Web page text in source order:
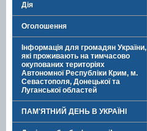
Дія
Оголошення
Інформація для громадян України,
які проживають на тимчасово
окупованих територіях
Автономної Республіки Крим, м.
Севастополя, Донецької та
Луганської областей
ПАМ'ЯТНИЙ ДЕНЬ В УКРАЇНІ